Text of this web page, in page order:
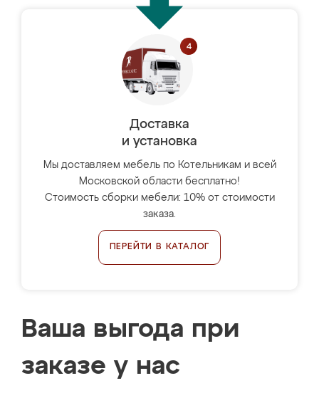
Доставка
и установка
Мы доставляем мебель по Котельникам и всей
Московской области бесплатно!
Стоимость сборки мебели: 10% от стоимости
заказа.
ПЕРЕЙТИ В КАТАЛОГ
Ваша выгода при
заказе у нас